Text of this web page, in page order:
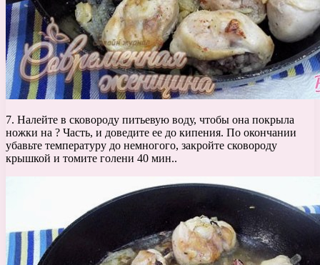
7. Налейте в сковороду питьевую воду, чтобы она покрыла
ножки на ? Часть, и доведите ее до кипения. По окончании
убавьте температуру до немногого, закройте сковороду
крышкой и томите голени 40 мин..